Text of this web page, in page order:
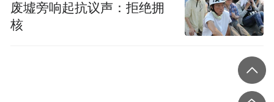
废墟旁响起抗议声：拒绝拥
核